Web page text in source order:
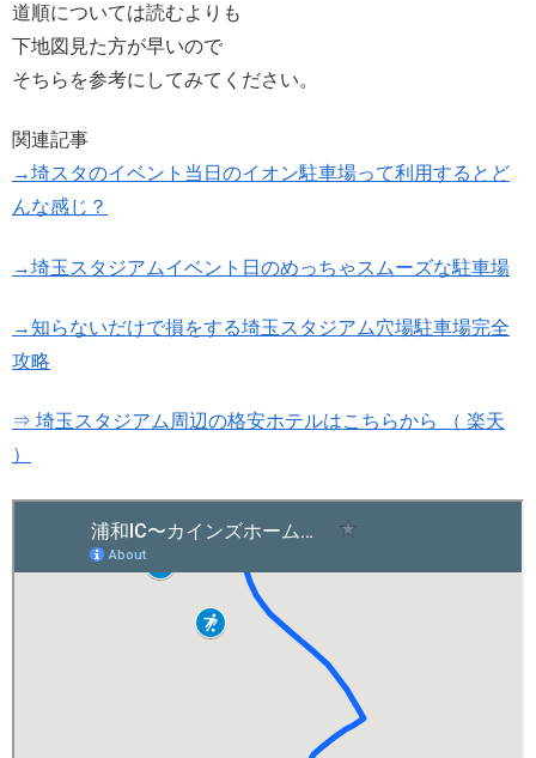
道順については読むよりも
下地図見た方が早いので
そちらを参考にしてみてください。
関連記事
→埼スタのイベント当日のイオン駐車場って利用するとど
んな感じ？
→埼玉スタジアムイベント日のめっちゃスムーズな駐車場
→知らないだけで損をする埼玉スタジアム穴場駐車場完全
攻略
⇒ 埼玉スタジアム周辺の格安ホテルはこちらから （ 楽天
）